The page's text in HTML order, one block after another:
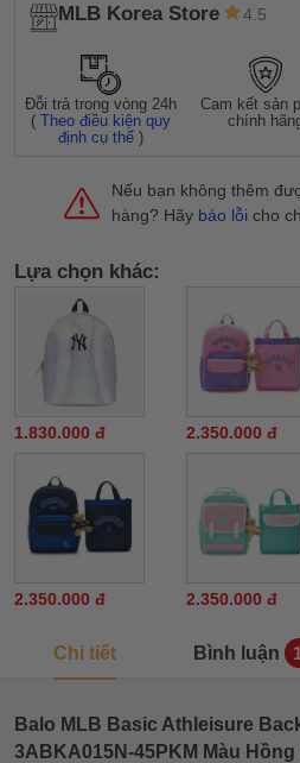
MLB Korea Store 4.5
Đỗi trả trong vòng 24h
(Theo điều kiện quy
định cụ thể )
Cam kết sản
chính
Nếu bạn không thêm
hàng? Hãy báo lỗi cho
Lựa chọn khác:
1.830.000 đ 2.350.000 đ
2.350.000 đ 2.350.000 đ
Chi tiết Bình luận
Balo MLB Basic Athleisure
3ABKA015N-45PKM Màu Hồng